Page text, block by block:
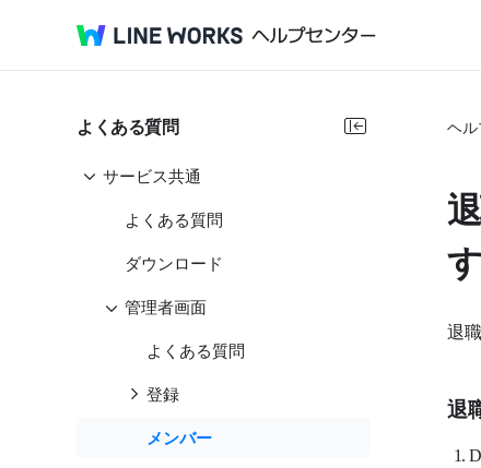
よくある質問
サービス共通
よくある質問
ダウンロード
管理者画面
よくある質問
登録
メンバー
ヘ
退
退